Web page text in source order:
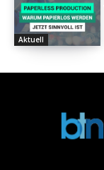
Aktuell